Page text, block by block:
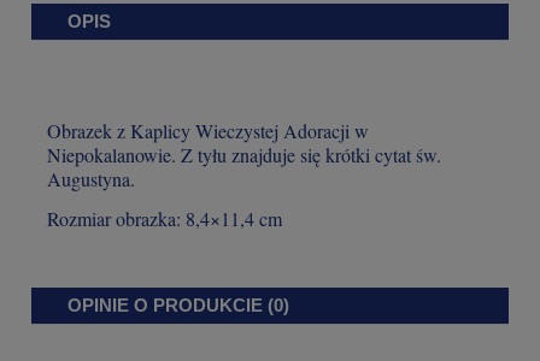
OPIS
Obrazek z Kaplicy Wieczystej Adoracji w
Niepokalanowie. Z tyłu znajduje się krótki cytat św.
Augustyna.
Rozmiar obrazka: 8,4×11,4 cm
OPINIE O PRODUKCIE (0)